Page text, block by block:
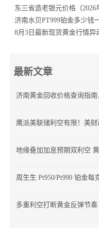
东三省造老银元价格（2026
济南水贝PT999铂金多少钱
8月3日最新现货黄金行情异
最新文章
济南黄金回收价格查询指南
鹰派美联储利空有限！美
地缘叠加加息预期双利空
周生生 Pt950/Pt990 铂金每
多重利空打断黄金反弹节奏